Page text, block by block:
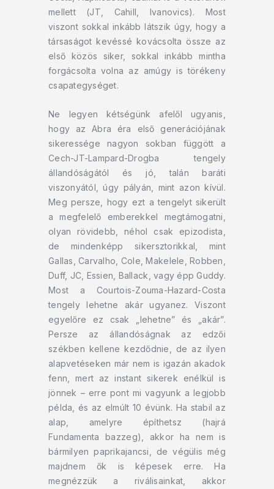
mellett (JT, Cahill, Ivanovics). Most
viszont sokkal inkább látszik úgy, hogy a
társaságot kevéssé kovácsolta össze az
első közös siker, sokkal inkább mintha
forgácsolta volna az amúgy is törékeny
csapategységet.
Ne legyen kétségünk afelől ugyanis,
hogy az Abra éra első generációjának
sikeressége nagyon sokban függött a
Cech-JT-Lampard-Drogba tengely
állandóságától és jó, talán baráti
viszonyától, úgy pályán, mint azon kívül.
Meg persze, hogy ezt a tengelyt sikerült
a megfelelő emberekkel megtámogatni,
olyan rövidebb, néhol csak epizodista,
de mindenképp sikersztorikkal, mint
Gallas, Carvalho, Cole, Makelele, Robben,
Duff, JC, Essien, Ballack, vagy épp Guddy.
Most a Courtois-Zouma-Hazard-Costa
tengely lehetne akár ugyanez. Viszont
egyelőre ez csak „lehetne” és „akár”.
Persze az állandóságnak az edzői
székben kellene kezdődnie, de az ilyen
alapvetéseken már nem is igazán akadok
fenn, mert az instant sikerek enélkül is
jönnek – erre pont mi vagyunk a legjobb
példa, és az elmúlt 10 évünk. Ha stabil az
alap, amelyre építhetsz (hajrá
Fundamenta bazzeg), akkor ha nem is
bármilyen paprikajancsi, de végülis még
majdnem ők is képesek erre. Ha
megnézzük a riválisainkat, akkor